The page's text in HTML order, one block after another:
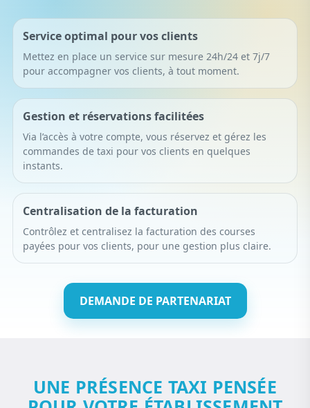
Service optimal pour vos clients
Mettez en place un service sur mesure 24h/24 et 7j/7
pour accompagner vos clients, à tout moment.
Gestion et réservations facilitées
Via l’accès à votre compte, vous réservez et gérez les
commandes de taxi pour vos clients en quelques
instants.
Centralisation de la facturation
Contrôlez et centralisez la facturation des courses
payées pour vos clients, pour une gestion plus claire.
DEMANDE DE PARTENARIAT
UNE PRÉSENCE TAXI PENSÉE